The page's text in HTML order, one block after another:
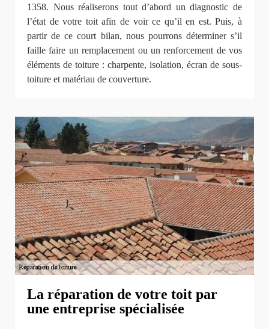
1358. Nous réaliserons tout d’abord un diagnostic de
l’état de votre toit afin de voir ce qu’il en est. Puis, à
partir de ce court bilan, nous pourrons déterminer s’il
faille faire un remplacement ou un renforcement de vos
éléments de toiture : charpente, isolation, écran de sous-
toiture et matériau de couverture.
La réparation de votre toit par
une entreprise spécialisée